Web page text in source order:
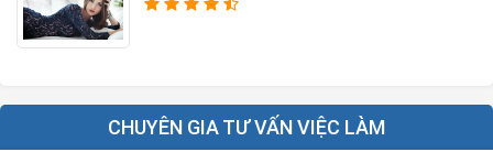
CHUYÊN GIA TƯ VẤN VIỆC LÀM